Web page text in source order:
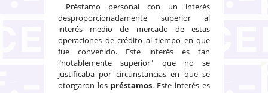
Préstamo personal con un interés
desproporcionadamente superior al
interés medio de mercado de estas
operaciones de crédito al tiempo en que
fue convenido. Este interés es tan
"notablemente superior" que no se
justificaba por circunstancias en que se
otorgaron los préstamos. Este interés es